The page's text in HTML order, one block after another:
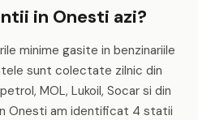
in Onesti azi?
minime gasite in benzinariile
sunt colectate zilnic din
MOL, Lukoil, Socar si din
Onesti am identificat 4 statii